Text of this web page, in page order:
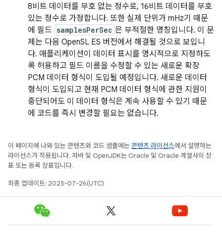
8비트 데이터를 부호 없는 정수로, 16비트 데이터를 부호
있는 정수로 가정합니다. 또한 실제 단위가 mHz기 때문
에 필드 samplesPerSec 은 부적절한 명칭입니다. 이 문
제는 다음 OpenSL ES 버전에서 해결될 것으로 보입니
다. 애플리케이션이 데이터 표시를 명시적으로 지정하도
록 허용하고 필드 이름을 수정할 수 있는 새로운 확장
PCM 데이터 형식이 도입될 예정입니다. 새로운 데이터
형식이 도입되고 현재 PCM 데이터 형식에 관한 지원이
중단되어도 이 데이터 형식은 계속 사용할 수 있기 때문
에 코드를 즉시 변경할 필요는 없습니다.
이 페이지에 나와 있는 콘텐츠와 코드 샘플에는 콘텐츠 라이선스에서 설명하는
라이선스가 적용됩니다. 자바 및 OpenJDK는 Oracle 및 Oracle 계열사의 상
표 또는 등록 상표입니다.
최종 업데이트: 2025-07-26(UTC)